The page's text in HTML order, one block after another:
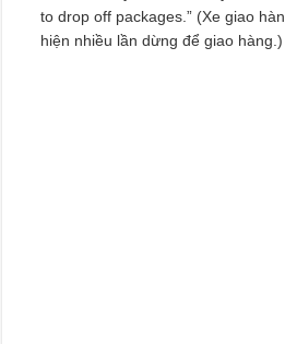
to drop off packages.” (Xe giao
hiện nhiều lần dừng để giao hàng.)